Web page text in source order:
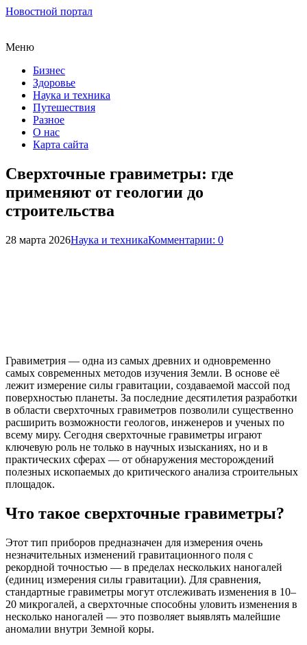
Новостной портал
Меню
Бизнес
Здоровье
Наука и техника
Путешествия
Разное
О нас
Карта сайта
Сверхточные гравиметры: где
применяют от геологии до
строительства
28 марта 2026Наука и техникаКомментарии: 0
Гравиметрия — одна из самых древних и одновременно
самых современных методов изучения Земли. В основе её
лежит измерение силы гравитации, создаваемой массой под
поверхностью планеты. За последние десятилетия разработки
в области сверхточных гравиметров позволили существенно
расширить возможности геологов, инженеров и ученых по
всему миру. Сегодня сверхточные гравиметры играют
ключевую роль не только в научных изысканиях, но и в
практических сферах — от обнаружения месторождений
полезных ископаемых до критического анализа строительных
площадок.
Что такое сверхточные гравиметры?
Этот тип приборов предназначен для измерения очень
незначительных изменений гравитационного поля с
рекордной точностью — в пределах нескольких наногалей
(единиц измерения силы гравитации). Для сравнения,
стандартные гравиметры могут отслеживать изменения в 10–
20 микрогалей, а сверхточные способны уловить изменения в
несколько наногалей — это позволяет выявлять малейшие
аномалии внутри Земной коры.